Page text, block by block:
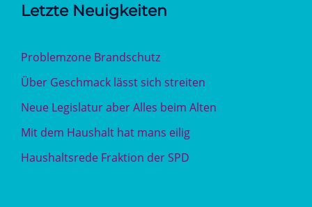
Letzte Neuigkeiten
Problemzone Brandschutz
Über Geschmack lässt sich streiten
Neue Legislatur aber Alles beim Alten
Mit dem Haushalt hat mans eilig
Haushaltsrede Fraktion der SPD